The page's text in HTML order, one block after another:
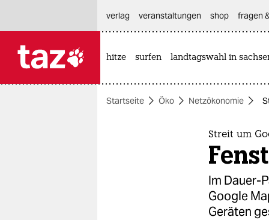
themen
verlag
veranstaltungen shop fragen
hitze surfen landtagswahl in
Startseite Öko Netzökonomie
Streit um
Im Dauer-
Google
Geräten